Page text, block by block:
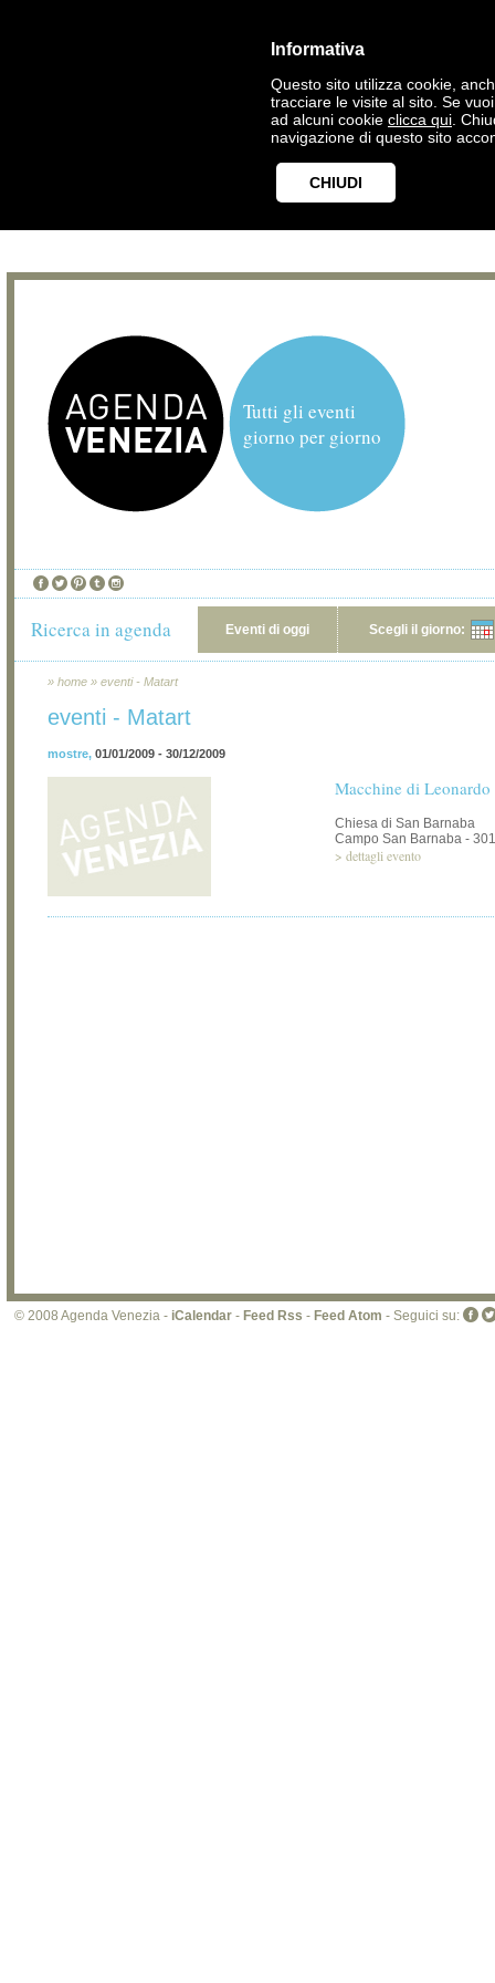
Informativa
Questo sito utilizza cookie,
tracciare le visite al sito. Se
ad alcuni cookie clicca qui .
navigazione di questo sito
CHIUDI
Tutti gli eventi
giorno per giorno
Ricerca in agenda Eventi di oggi Scegli il giorno:
» home » eventi - Matart
eventi - Matart
mostre, 01/01/2009 - 30/12/2009
Macchine di
Chiesa di San Barnaba
Campo San Barnaba -
> dettagli evento
© 2008 Agenda Venezia - iCalendar - Feed Rss - Feed Atom - Seguici su: